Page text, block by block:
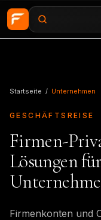
Zum Hauptinhalt
Startseite / Unternehmen
GESCHÄFTSREISE
Firmen-
Lösungen für
Firmenkonten und